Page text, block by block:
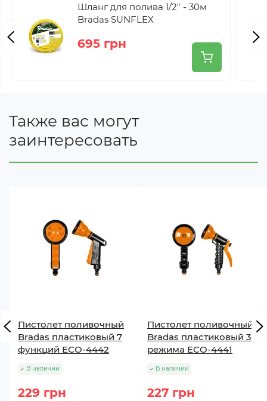
LIME EDITION
Цвет
Кол-во режимов2
Материал
Шланг для полива 1/2" - 30м
Bradas SUNFLEX
695 грн
Также вас могут
заинтересовать
Пистолет поливочный
Bradas пластиковый 7
функций ECO-4442
В наличии
229 грн
Пистолет поливочный
Bradas пластиковый 3
режима ECO-4441
В наличии
227 грн